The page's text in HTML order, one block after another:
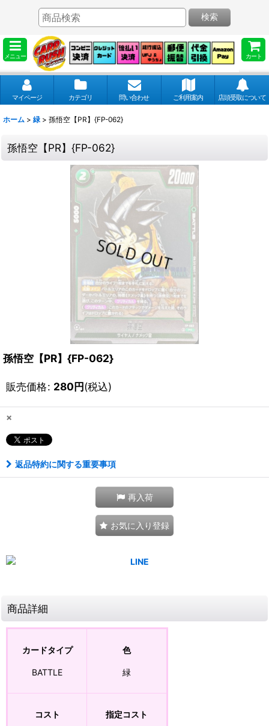
メニュー カート
検索
マイページ カテゴリ 問い合わせ ご利用案内 店頭受取について
ホーム > 緑 > 孫悟空【PR】{FP-062}
孫悟空【PR】{FP-062}
孫悟空【PR】{FP-062}
販売価格: 280円(税込)
×
返品特約に関する重要事項
再入荷
お気に入り登録
商品詳細
カードタイプ
BATTLE
色
緑
コスト 指定コスト